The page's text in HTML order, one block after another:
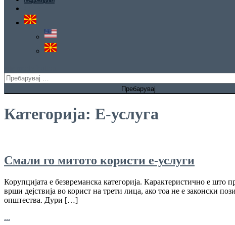
Пребарувај
за:
Категорија: Е-услуга
Смали го митото користи е-услуги
Корупцијата е безвреманска категорија. Карактеристично е што
врши дејствија во корист на трети лица, ако тоа не е законски
општества. Дури […]
...